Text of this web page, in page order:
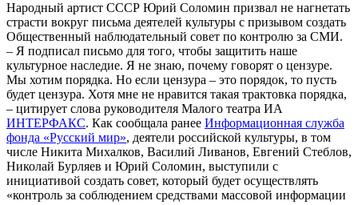
Народный артист СССР Юрий Соломин призвал не нагнетать
страсти вокруг письма деятелей культуры с призывом создать
Общественный наблюдательный совет по контролю за СМИ.
– Я подписал письмо для того, чтобы защитить наше
культурное наследие. Я не знаю, почему говорят о цензуре.
Мы хотим порядка. Но если цензура – это порядок, то пусть
будет цензура. Хотя мне не нравится такая трактовка порядка,
– цитирует слова руководителя Малого театра ИА
ИНТЕРФАКС. Как сообщала ранее Информационная служба
фонда «Русский мир», деятели российской культуры, в том
числе Никита Михалков, Василий Ливанов, Евгений Стеблов,
Николай Бурляев и Юрий Соломин, выступили с
инициативой создать совет, который будет осуществлять
«контроль за соблюдением средствами массовой информации